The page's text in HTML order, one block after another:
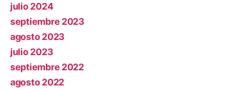
julio 2024
septiembre 2023
agosto 2023
julio 2023
septiembre 2022
agosto 2022